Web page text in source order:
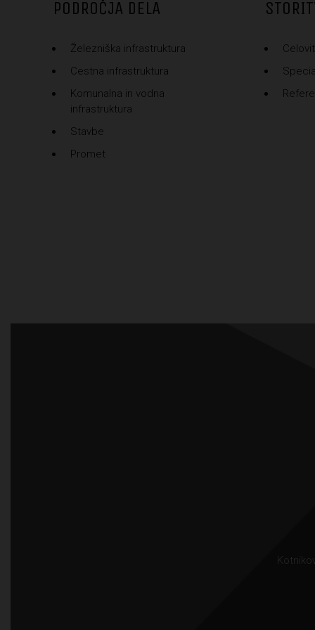
PODROČJA DELA
Železniška infrastruktura
Cestna infrastruktura
Komunalna in vodna
infrastruktura
Stavbe
Promet